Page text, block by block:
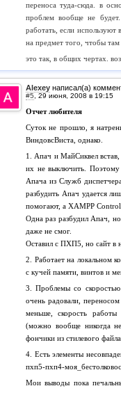
переноса туда-сюда. в
проблем вообще не
работать, если используют
на предмет того, чтобы
это так, в общих чертах.
Alexey написал(а)
#5
Отчет любителя
Суток не прошло, я
ВиндовсВиста, однако.
1. Апач и МайСиквел
их не выключить.
Апача из Служб
разбудить Апач удается
помогают, а ХАМРР Control
Одна раз разбудил Апач,
даже не смог.
Оставил с ПХП5, но сайт в
2. Работает на локальном
с кучей памяти, винтов и
3. Проблемы со
очень радовали,
меньше, скорость работы
(можно вообще никогда
фончики из стилевого
4. Есть элементы
пхп5-пхп4-
Мои выводы пока